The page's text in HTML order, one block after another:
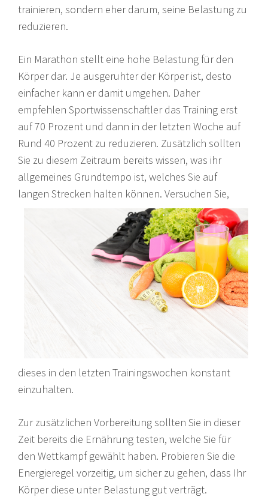
trainieren, sondern eher darum, seine Belastung zu
reduzieren.
Ein Marathon stellt eine hohe Belastung für den
Körper dar. Je ausgeruhter der Körper ist, desto
einfacher kann er damit umgehen. Daher
empfehlen Sportwissenschaftler das Training erst
auf 70 Prozent und dann in der letzten Woche auf
Rund 40 Prozent zu reduzieren. Zusätzlich sollten
Sie zu diesem Zeitraum bereits wissen, was ihr
allgemeines Grundtempo ist, welches Sie auf
langen Strecken halten können. Versuchen Sie,
dieses in den letzten Trainingswochen konstant
einzuhalten.
Zur zusätzlichen Vorbereitung sollten Sie in dieser
Zeit bereits die Ernährung testen, welche Sie für
den Wettkampf gewählt haben. Probieren Sie die
Energieregel vorzeitig, um sicher zu gehen, dass Ihr
Körper diese unter Belastung gut verträgt.